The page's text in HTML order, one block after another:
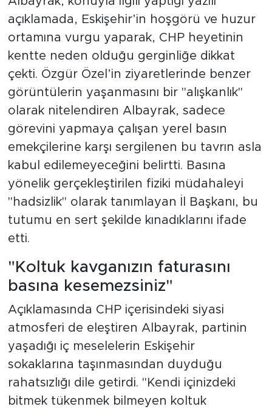
açıklamada, Eskişehir’in hoşgörü ve huzur
ortamına vurgu yaparak, CHP heyetinin
kentte neden olduğu gerginliğe dikkat
çekti. Özgür Özel’in ziyaretlerinde benzer
görüntülerin yaşanmasını bir "alışkanlık"
olarak nitelendiren Albayrak, sadece
görevini yapmaya çalışan yerel basın
emekçilerine karşı sergilenen bu tavrın asla
kabul edilemeyeceğini belirtti. Basına
yönelik gerçekleştirilen fiziki müdahaleyi
"hadsizlik" olarak tanımlayan İl Başkanı, bu
tutumu en sert şekilde kınadıklarını ifade
etti.
"Koltuk kavganızın faturasını
basına kesemezsiniz"
Açıklamasında CHP içerisindeki siyasi
atmosferi de eleştiren Albayrak, partinin
yaşadığı iç meselelerin Eskişehir
sokaklarına taşınmasından duyduğu
rahatsızlığı dile getirdi. "Kendi içinizdeki
bitmek tükenmek bilmeyen koltuk